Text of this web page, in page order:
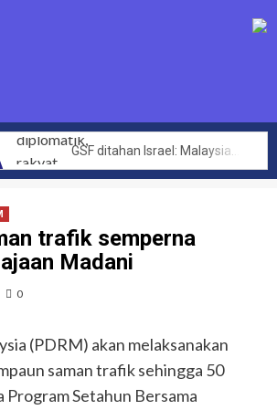
SENIMAN kecam Israel tahan aktivis Global Sumud Flotilla – Hafiz Nafiah
Had laju maksimum di zon sekolah akan diwarta kepada 30km/j – Loke
trafik semperna
Madani
0
(PDRM) akan melaksanakan
saman trafik sehingga 50
Program Setahun Bersama